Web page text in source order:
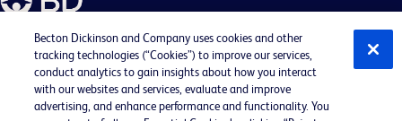
©2026 BD. Tous droits réservés. BD et le logo BD sont des
marques commerciales de Becton, Dickinson and
Becton Dickinson and Company uses cookies and other
tracking technologies (“Cookies”) to improve our services,
conduct analytics to gain insights about how you interact
with our websites and services, evaluate and improve
advertising, and enhance performance and functionality. You